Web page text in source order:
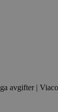
avgifter |